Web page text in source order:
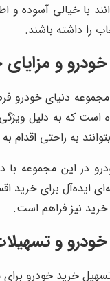
با خیالی آسوده
را داشته باشند.
و
که به دلیل
به راحتی اقدام
در این مجموعه با
ایده‌آل برای
نیز فراهم است.
و